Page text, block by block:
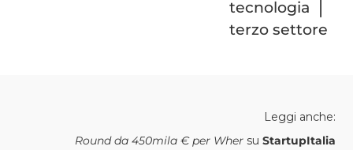
tecnologia
terzo settore
Leggi anche:
Round da 450mila € per Whersu StartupItalia